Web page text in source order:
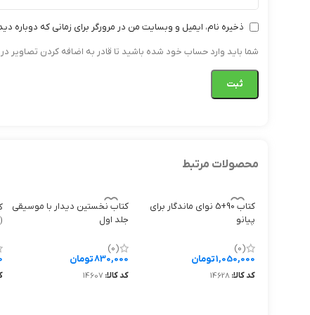
ذخیره نام، ایمیل و وبسایت من در مرورگر برای زمانی که دوباره
شما باید وارد حساب خود شده باشید تا قادر به اضافه کردن تصاویر
محصولات مرتبط
کتاب 90+5 نوای ماندگار برای
پیانو
Melodies for Piano
(0)
1,050,000تومان
کد کالا:14628
کتاب نخستین دیدار با موسیقی
جلد اول
by Anna Artobolevskaya
(0)
830,000تومان
کد کالا:14607